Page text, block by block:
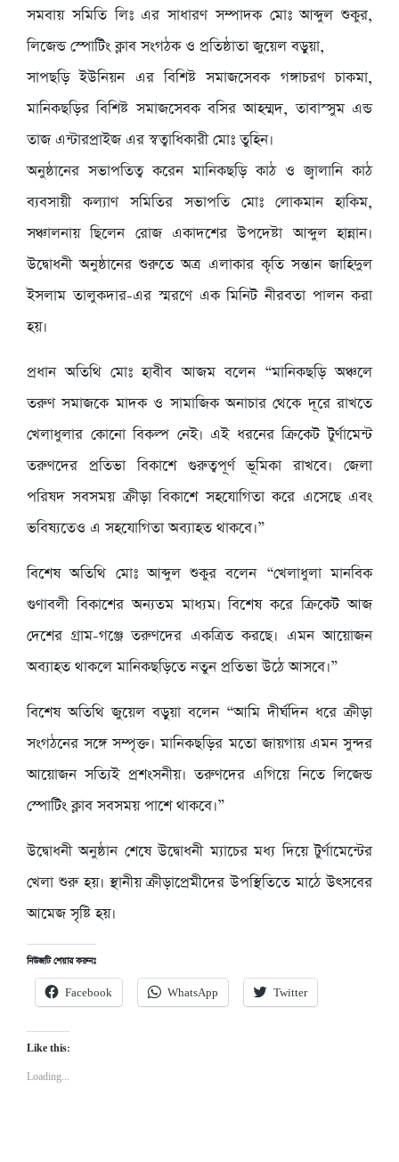
সমবায় সমিতি লিঃ এর সাধারণ সম্পাদক মোঃ আব্দুল শুকুর,
লিজেন্ড স্পোটিং ক্লাব সংগঠক ও প্রতিষ্ঠাতা জুয়েল বড়ুয়া,
সাপছড়ি ইউনিয়ন এর বিশিষ্ট সমাজসেবক গঙ্গাচরণ চাকমা,
মানিকছড়ির বিশিষ্ট সমাজসেবক বসির আহম্মদ, তাবাস্সুম এন্ড
তাজ এন্টারপ্রাইজ এর স্বত্বাধিকারী মোঃ তুহিন।
অনুষ্ঠানের সভাপতিত্ব করেন মানিকছড়ি কাঠ ও জ্বালানি কাঠ
ব্যবসায়ী কল্যাণ সমিতির সভাপতি মোঃ লোকমান হাকিম,
সঞ্চালনায় ছিলেন রোজ একাদশের উপদেষ্টা আব্দুল হান্নান।
উদ্বোধনী অনুষ্ঠানের শুরুতে অত্র এলাকার কৃতি সন্তান জাহিদুল
ইসলাম তালুকদার-এর স্মরণে এক মিনিট নীরবতা পালন করা
হয়।
প্রধান অতিথি মোঃ হাবীব আজম বলেন “মানিকছড়ি অঞ্চলে
তরুণ সমাজকে মাদক ও সামাজিক অনাচার থেকে দূরে রাখতে
খেলাধুলার কোনো বিকল্প নেই। এই ধরনের ক্রিকেট টুর্ণামেন্ট
তরুণদের প্রতিভা বিকাশে গুরুত্বপূর্ণ ভূমিকা রাখবে। জেলা
পরিষদ সবসময় ক্রীড়া বিকাশে সহযোগিতা করে এসেছে এবং
ভবিষ্যতেও এ সহযোগিতা অব্যাহত থাকবে।”
বিশেষ অতিথি মোঃ আব্দুল শুকুর বলেন “খেলাধুলা মানবিক
গুণাবলী বিকাশের অন্যতম মাধ্যম। বিশেষ করে ক্রিকেট আজ
দেশের গ্রাম-গঞ্জে তরুণদের একত্রিত করছে। এমন আয়োজন
অব্যাহত থাকলে মানিকছড়িতে নতুন প্রতিভা উঠে আসবে।”
বিশেষ অতিথি জুয়েল বড়ুয়া বলেন “আমি দীর্ঘদিন ধরে ক্রীড়া
সংগঠনের সঙ্গে সম্পৃক্ত। মানিকছড়ির মতো জায়গায় এমন সুন্দর
আয়োজন সত্যিই প্রশংসনীয়। তরুণদের এগিয়ে নিতে লিজেন্ড
স্পোটিং ক্লাব সবসময় পাশে থাকবে।”
উদ্বোধনী অনুষ্ঠান শেষে উদ্বোধনী ম্যাচের মধ্য দিয়ে টুর্ণামেন্টের
খেলা শুরু হয়। স্থানীয় ক্রীড়াপ্রেমীদের উপস্থিতিতে মাঠে উৎসবের
আমেজ সৃষ্টি হয়।
নিউজটি শেয়ার করুনঃ
Facebook WhatsApp Twitter
Like this:
Loading...